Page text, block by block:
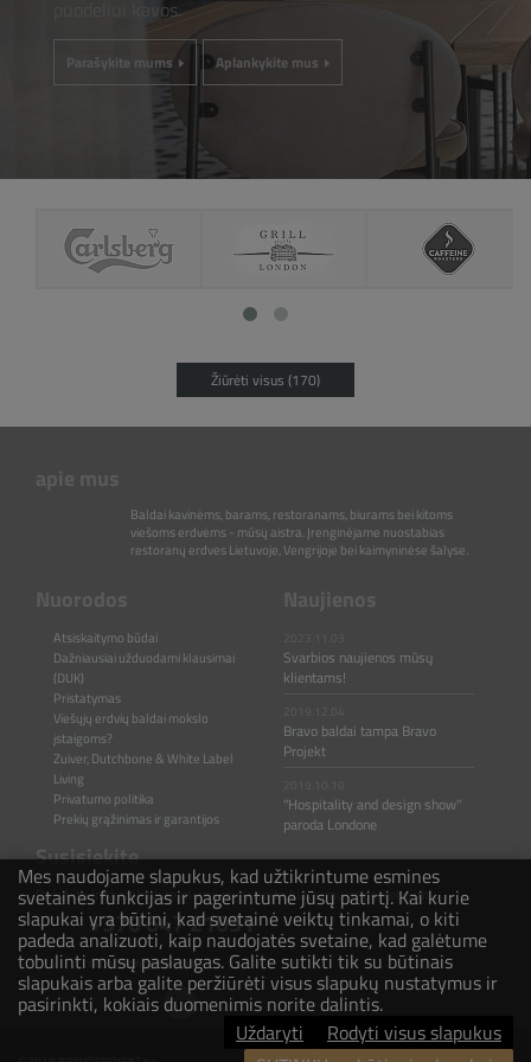
puodeliui kavos.
Parašykite mums Aplankykite mus
Žiūrėti visus (170)
Baldai kavinėms, barams, restoranams, biurams bei kitoms
viešoms erdvėms - mūsų aistra. Įrenginėjame nuostabias
restoranų erdves Lietuvoje, Vengrijoje bei kaimyninėse šalyse.
Atsiskaitymo būdai
Dažniausiai užduodami klausimai
(DUK)
Pristatymas
Viešųjų erdvių baldai mokslo
įstaigoms?
Zuiver, Dutchbone & White Label
Living
Privatumo politika
Prekių grąžinimas ir garantijos
Svarbios naujienos mūsų
klientams!
Bravo baldai tampa Bravo
Projekt
"Hospitality and design show"
paroda Londone
Susisiekite
Rašykite ir skambinkite mums jeigu turite klausimų ar pastebėjimų.
+370 647 21031
hello@bravoprojekt.eu
Mes naudojame slapukus, kad užtikrintume esmines
svetainės funkcijas ir pagerintume jūsų patirtį. Kai kurie
slapukai yra būtini, kad svetainė veiktų tinkamai, o kiti
padeda analizuoti, kaip naudojatės svetaine, kad galėtume
tobulinti mūsų paslaugas. Galite sutikti tik su būtinais
slapukais arba galite peržiūrėti visus slapukų nustatymus ir
pasirinkti, kokiais duomenimis norite dalintis.
Uždaryti
Rodyti visus slapukus